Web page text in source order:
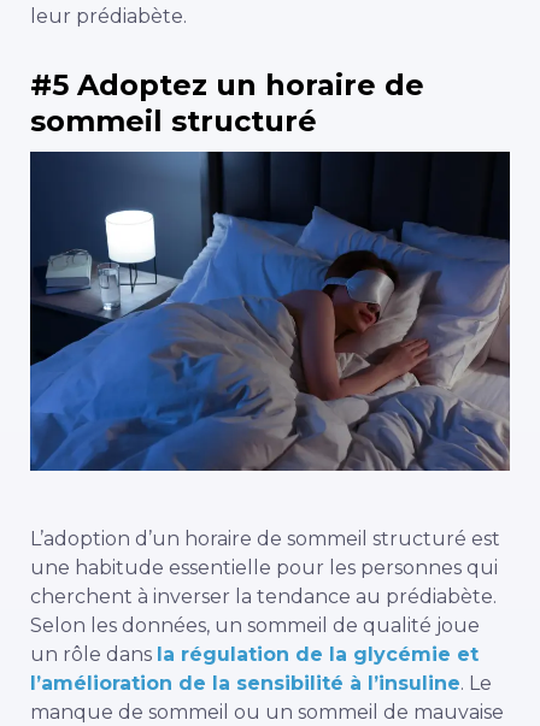
leur prédiabète.
#5 Adoptez un horaire de
sommeil structuré
L’adoption d’un horaire de sommeil structuré est
une habitude essentielle pour les personnes qui
cherchent à inverser la tendance au prédiabète.
Selon les données, un sommeil de qualité joue
un rôle dans la régulation de la glycémie et
l’amélioration de la sensibilité à l’insuline. Le
manque de sommeil ou un sommeil de mauvaise